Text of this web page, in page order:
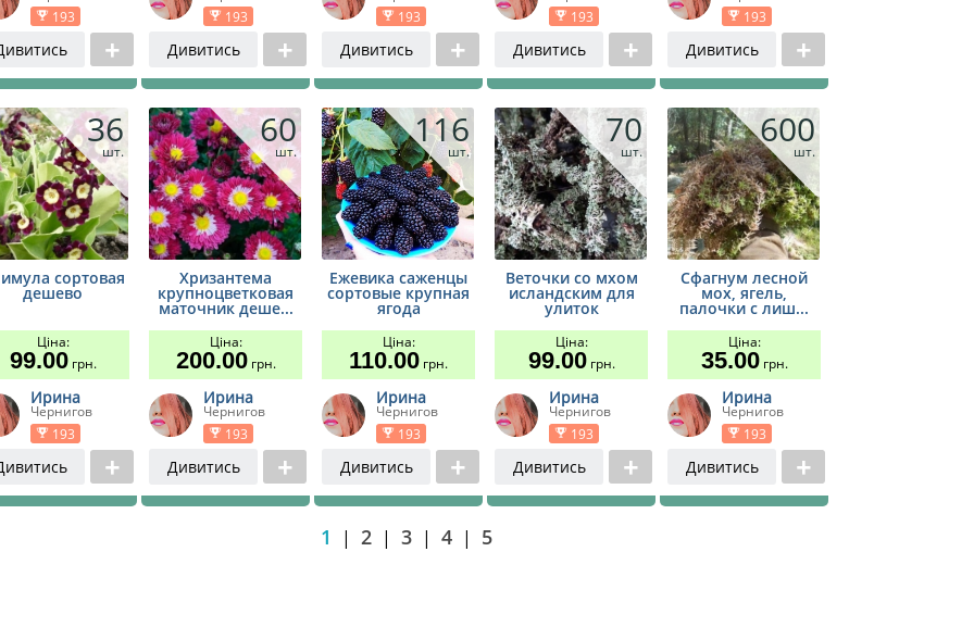
193
193
Дивитись
193
Дивитись
193
Дивитись
193
Дивитись
36
шт.
сортовая
дешево
Ціна:
99.00грн.
Ирина
Чернигов
193
60
шт.
Хризантема
крупноцветковая
маточник деше...
Ціна:
200.00грн.
Ирина
Чернигов
193
Дивитись
116
шт.
Ежевика саженцы
сортовые крупная
ягода
Ціна:
110.00 грн.
Ирина
Чернигов
193
Дивитись
70
шт.
Веточки со мхом
исландским для
улиток
Ціна:
99.00грн.
Ирина
Чернигов
193
Дивитись
600
шт.
Сфагнум лесной
мох, ягель,
палочки с лиш...
Ціна:
35.00грн.
Ирина
Чернигов
193
Дивитись
1 | 2 | 3 | 4 | 5